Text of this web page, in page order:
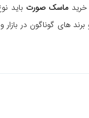
ماسک صورت باید
های گوناگون در